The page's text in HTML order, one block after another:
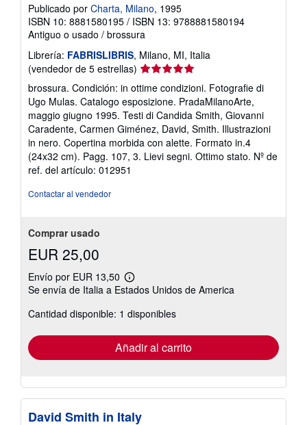
t
f
d
e
e
n
v
í
o
Publicado por Charta, Milano, 1995
ISBN 10: 8881580195 / ISBN 13: 9788881580194
Antiguo o usado / brossura
Librería: FABRISLIBRIS, Milano, MI, Italia
(vendedor de 5 estrellas) Calificación
vendedor:
5
de
5
estrellas
brossura. Condición: in ottime condizioni. Fotografie di
Ugo Mulas. Catalogo esposizione. PradaMilanoArte,
maggio giugno 1995. Testi di Candida Smith, Giovanni
Caradente, Carmen Giménez, David, Smith. Illustrazioni
in nero. Copertina morbida con alette. Formato in.4
(24x32 cm). Pagg. 107, 3. Lievi segni. Ottimo stato. Nº de
ref. del artículo: 012951
Contactar al vendedor
Comprar usado
EUR 25,00
Envío por EUR 13,50
Más
información
las
tarifas
envío
Se envía de Italia a Estados Unidos de America
Cantidad disponible: 1 disponibles
Añadir al carrito
David Smith in Italy